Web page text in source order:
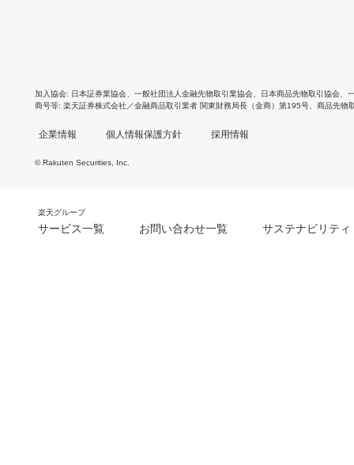
加入協会 日本証券業協会 一般社団法人金融先物取引業協会 日本商品先物取引協会
商号等 楽天証券株式会社／金融商品取引業者 関東財務局長（金商）第195号、商品先物
企業情報 個人情報保護方針 採用情報
© Rakuten Securities, Inc.
楽天グループ
サービス一覧 お問い合わせ一覧 サステナビリティ